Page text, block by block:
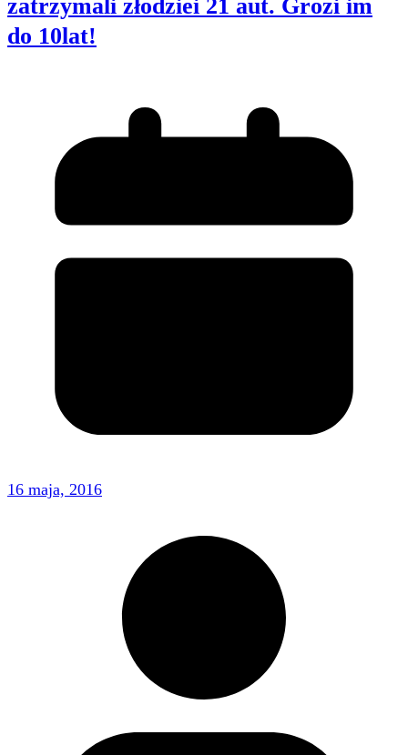
zatrzymali złodziei 21 aut. Grozi im
do 10lat!
16 maja, 2016